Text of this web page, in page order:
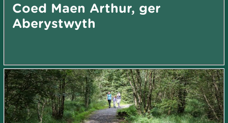
Coed Maen Arthur, ger
Aberystwyth